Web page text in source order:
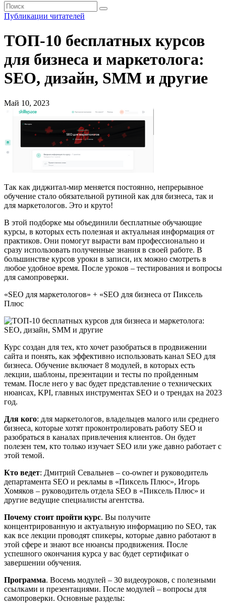
Публикации читателей
ТОП-10 бесплатных курсов
для бизнеса и маркетолога:
SEO, дизайн, SMM и другие
Май 10, 2023
Так как диджитал-мир меняется постоянно, непрерывное
обучение стало обязательной рутиной как для бизнеса, так и
для маркетологов. Это и круто!
В этой подборке мы объединили бесплатные обучающие
курсы, в которых есть полезная и актуальная информация от
практиков. Они помогут вырасти вам профессионально и
сразу использовать полученные знания в своей работе. В
большинстве курсов уроки в записи, их можно смотреть в
любое удобное время. После уроков – тестирования и вопросы
для самопроверки.
«SEO для маркетологов» + «SEO для бизнеса от Пиксель
Плюс
Курс создан для тех, кто хочет разобраться в продвижении
сайта и понять, как эффективно использовать канал SEO для
бизнеса. Обучение включает 8 модулей, в которых есть
лекции, шаблоны, презентации и тесты по пройденным
темам. После него у вас будет представление о технических
нюансах, KPI, главных инструментах SEO и о трендах на 2023
год.
Для кого: для маркетологов, владельцев малого или среднего
бизнеса, которые хотят проконтролировать работу SEO и
разобраться в каналах привлечения клиентов. Он будет
полезен тем, кто только изучает SEO или уже давно работает с
этой темой.
Кто ведет: Дмитрий Севальнев – co-owner и руководитель
департамента SEO и рекламы в «Пиксель Плюс», Игорь
Хомяков – руководитель отдела SEO в «Пиксель Плюс» и
другие ведущие специалисты агентства.
Почему стоит пройти курс. Вы получите
концентрированную и актуальную информацию по SEO, так
как все лекции проводят спикеры, которые давно работают в
этой сфере и знают все нюансы продвижения. После
успешного окончания курса у вас будет сертификат о
завершении обучения.
Программа. Восемь модулей – 30 видеоуроков, с полезными
ссылками и презентациями. После модулей – вопросы для
самопроверки. Основные разделы: